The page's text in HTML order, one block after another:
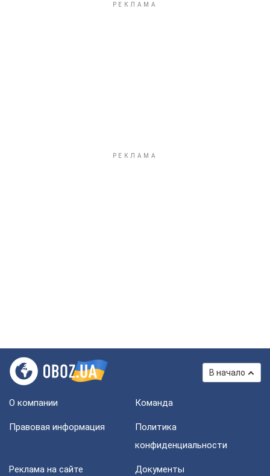
В начало
О компании Команда
Правовая информация
Политика
конфиденциальности
Реклама на сайте Документы